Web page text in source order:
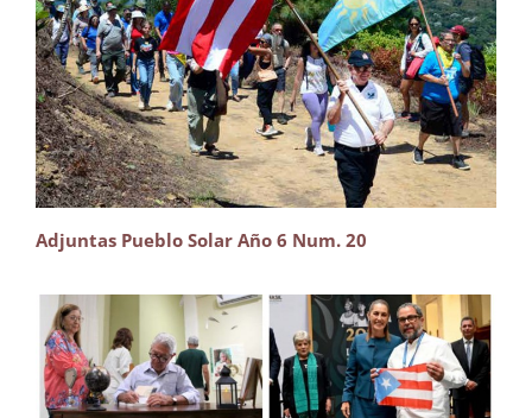
Adjuntas Pueblo Solar Año 6 Num. 20